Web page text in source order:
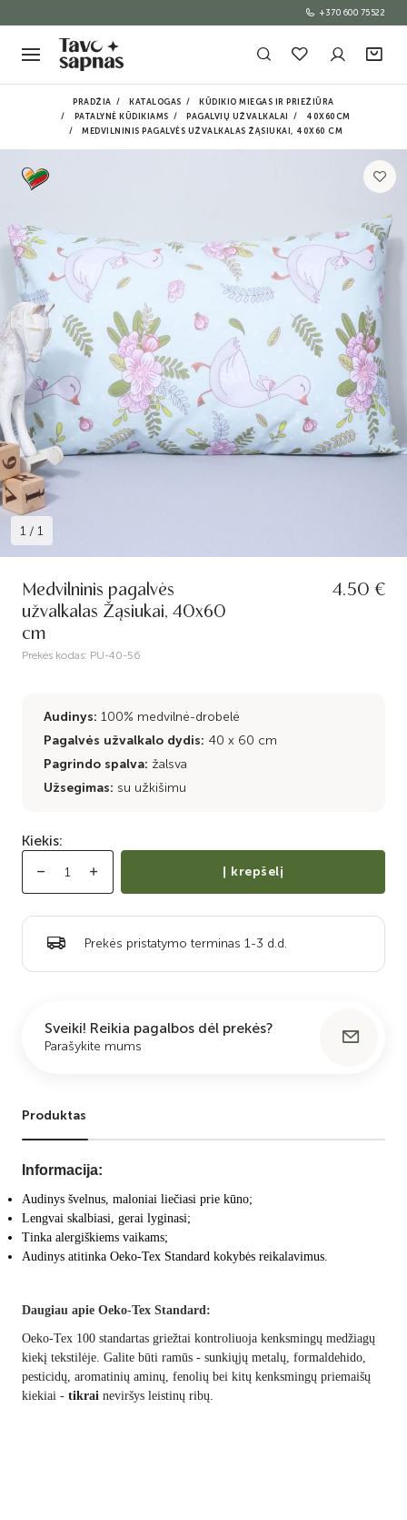
+370 600 75522
PRADŽIA KATALOGAS
KŪDIKIO MIEGAS IR PRIEŽIŪRA
PATALYNĖ KŪDIKIAMS
PAGALVIŲ UŽVALKALAI
40X60CM
MEDVILNINIS PAGALVĖS UŽVALKALAS ŽĄSIUKAI, 40X60 CM
1 / 1
Medvilninis pagalvės
užvalkalas Žąsiukai, 40x60
cm
Prekės kodas: PU-40-56
4.50 €
Audinys: 100% medvilnė-drobelė
Pagalvės užvalkalo dydis: 40 x 60 cm
Pagrindo spalva: žalsva
Užsegimas: su užkišimu
Kiekis:
Į krepšelį
Prekės pristatymo terminas 1-3 d.d.
Sveiki! Reikia pagalbos dėl prekės?
Parašykite mums
Produktas
Informacija:
Audinys švelnus, maloniai liečiasi prie kūno;
Lengvai skalbiasi, gerai lyginasi;
Tinka alergiškiems vaikams;
Audinys atitinka Oeko-Tex Standard kokybės reikalavimus.
Daugiau apie Oeko-Tex Standard:
Oeko-Tex 100 standartas griežtai kontroliuoja kenksmingų medžiagų
kiekį tekstilėje. Galite būti ramūs - sunkiųjų metalų, formaldehido,
pesticidų, aromatinių aminų, fenolių bei kitų kenksmingų priemaišų
kiekiai - tikrai neviršys leistinų ribų.